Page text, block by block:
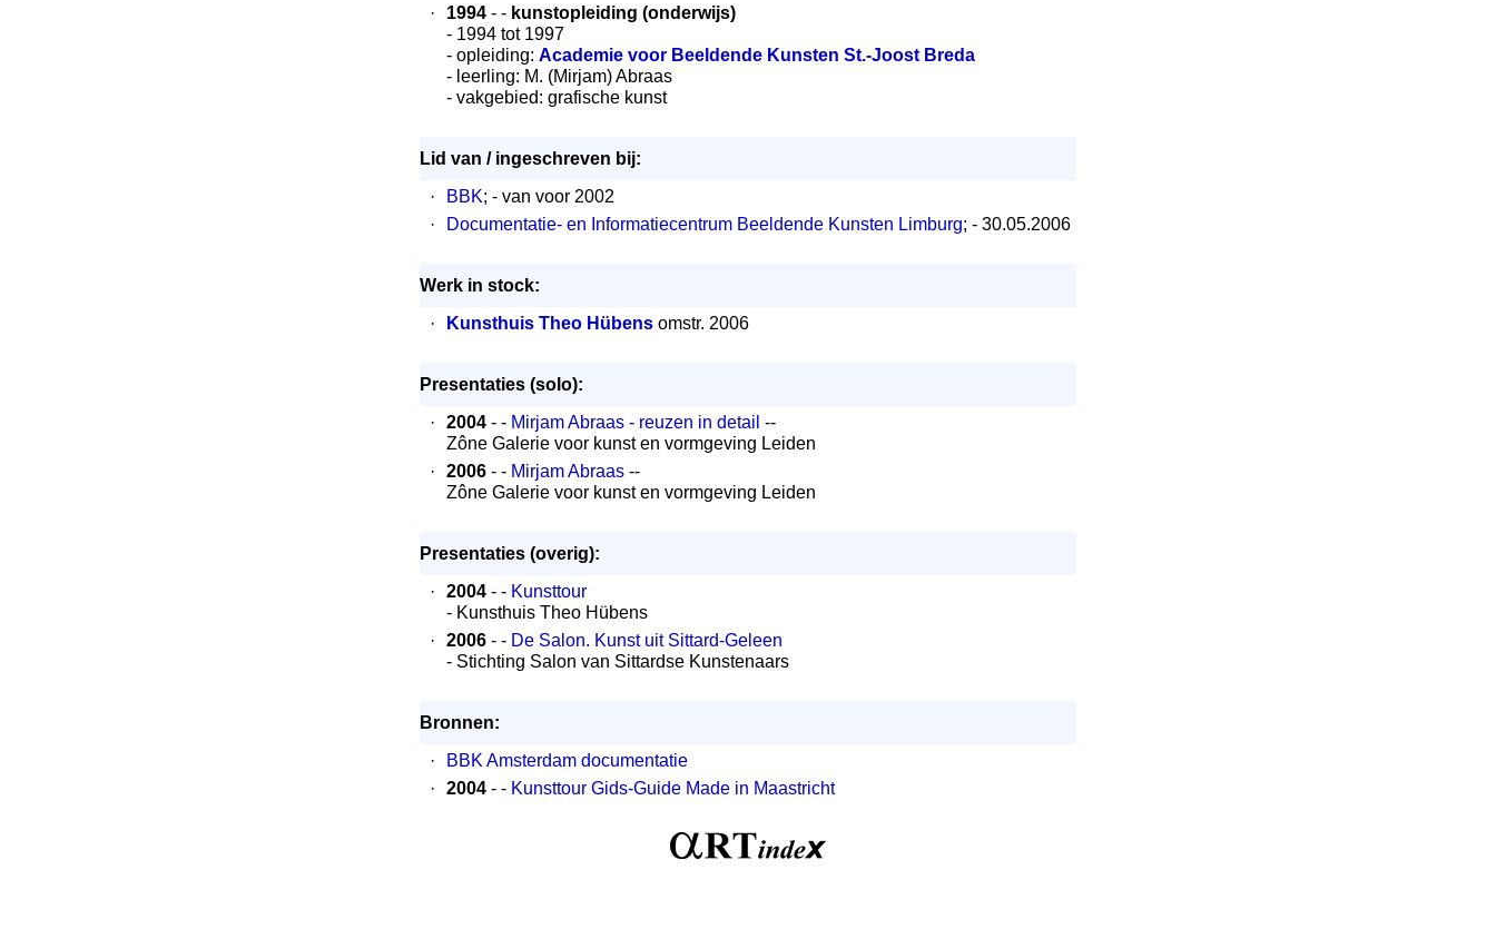
·
1994 - - kunstopleiding (onderwijs)
- 1994 tot 1997
- opleiding: Academie voor Beeldende Kunsten St.-Joost Breda
- leerling: M. (Mirjam) Abraas
- vakgebied: grafische kunst
Lid van / ingeschreven bij:
·
BBK; - van voor 2002
·
Documentatie- en Informatiecentrum Beeldende Kunsten Limburg; - 30.05.2006
Werk in stock:
·
Kunsthuis Theo Hübens omstr. 2006
Presentaties (solo):
·
2004 - - Mirjam Abraas - reuzen in detail --
Zône Galerie voor kunst en vormgeving Leiden
·
2006 - - Mirjam Abraas --
Zône Galerie voor kunst en vormgeving Leiden
Presentaties (overig):
·
2004 - - Kunsttour
- Kunsthuis Theo Hübens
·
2006 - - De Salon. Kunst uit Sittard-Geleen
- Stichting Salon van Sittardse Kunstenaars
Bronnen:
·
BBK Amsterdam documentatie
·
2004 - - Kunsttour Gids-Guide Made in Maastricht